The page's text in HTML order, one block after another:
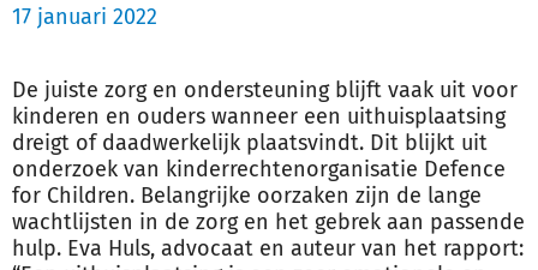
17 januari 2022
De juiste zorg en ondersteuning blijft vaak uit voor
kinderen en ouders wanneer een uithuisplaatsing
dreigt of daadwerkelijk plaatsvindt. Dit blijkt uit
onderzoek van kinderrechtenorganisatie Defence
for Children. Belangrijke oorzaken zijn de lange
wachtlijsten in de zorg en het gebrek aan passende
hulp. Eva Huls, advocaat en auteur van het rapport: